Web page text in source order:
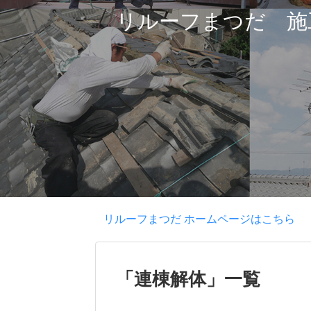
リルーフまつだ 施
リルーフまつだ ホームページはこちら
「 連棟解体」 一覧